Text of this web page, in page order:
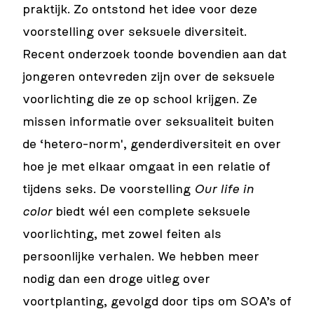
praktijk. Zo ontstond het idee voor deze
voorstelling over seksuele diversiteit.
Recent onderzoek toonde bovendien aan dat
jongeren ontevreden zijn over de seksuele
voorlichting die ze op school krijgen. Ze
missen informatie over seksualiteit buiten
de ‘hetero-norm', genderdiversiteit en over
hoe je met elkaar omgaat in een relatie of
tijdens seks. De voorstelling Our life in
colorbiedt wél een complete seksuele
voorlichting, met zowel feiten als
persoonlijke verhalen. We hebben meer
nodig dan een droge uitleg over
voortplanting, gevolgd door tips om SOA’s of